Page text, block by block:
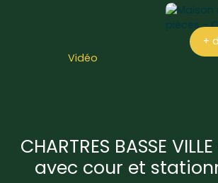
Vidéo
+
CHARTRES BASSE
avec cour et